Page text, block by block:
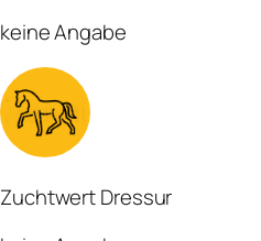
keine Angabe
Zuchtwert Dressur